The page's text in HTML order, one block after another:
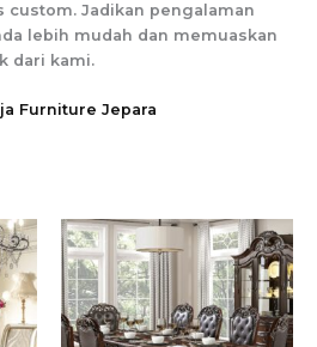
Jadikan pengalaman
lebih mudah dan memuaskan
dari kami.
Furniture Jepara